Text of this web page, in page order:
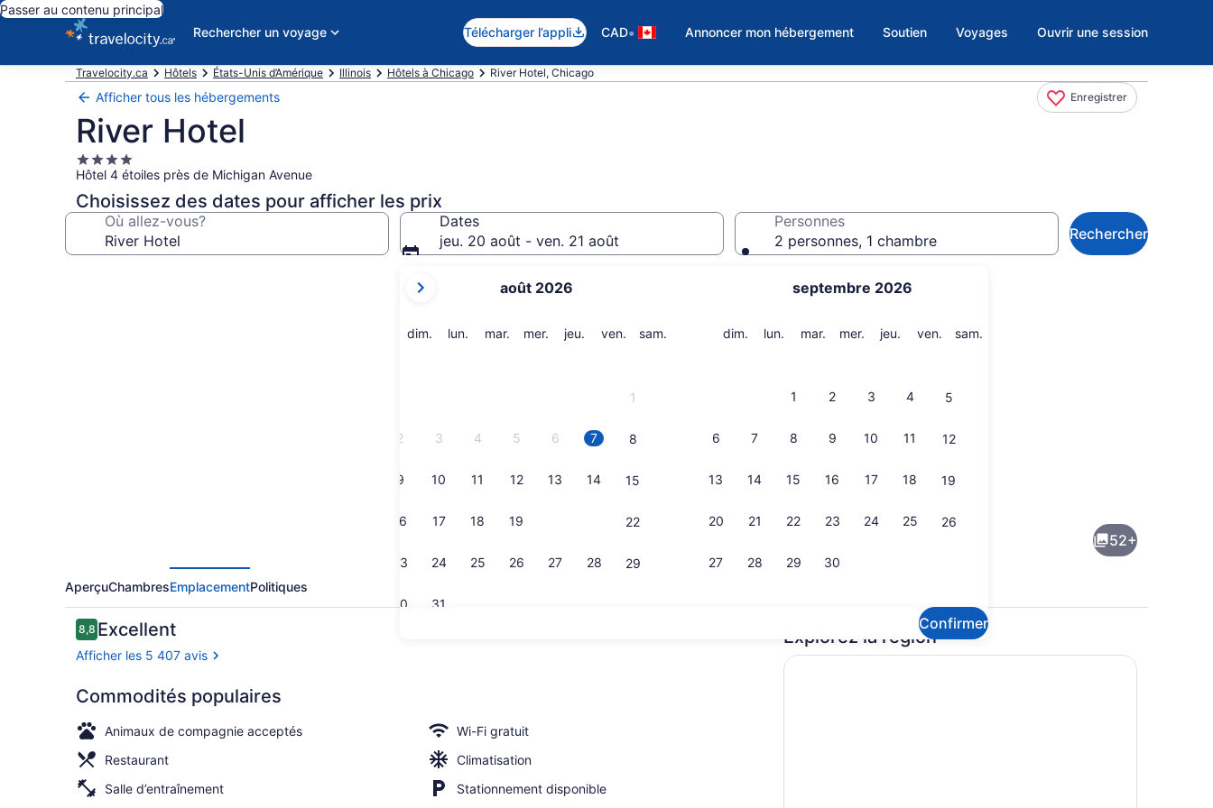
Passer au contenu principal
Rechercher un voyage
Télécharger l’appli CAD• Annoncer mon hébergement Soutien Voyages Ouvrir une session
Travelocity.ca Hôtels États-Unis d’Amérique Illinois Hôtels à Chicago River Hotel, Chicago
Afficher tous les hébergements Enregistrer
River Hotel
Hébergement
4.0 étoiles
Hôtel 4 étoiles près de Michigan Avenue
Choisissez des dates pour afficher les prix
Où allez-vous?
Dates
jeu. 20 août - ven. 21 août
mois
sont
août 2026
dim. dimanche
lun. lundimar. mardi
mer. mercredi
jeu. jeudiven. vendredi
sam.
1
2 3 4 5 6 7 8
9 10 11 12 13 14 15
16 17 18 19 22
23 24 25 26 27 28 29
30 31
septembre 2026
dim. dimanche
lun. lundimar. mardi
mer. mercredi
jeu. jeudiven. vendredi
sam.
1 2 3 4 5
6 7 8 9 10 11 12
13 14 15 16 17 18 19
20 21 22 23 24 25 26
27 28 29 30
Confirmer
Personnes
2 personnes, 1 chambre
Rechercher
Commodité de l’hébergement
52+
AperçuChambresEmplacementPolitiques
Avis
8,88,8 sur 10 –
Excellent
Afficher les 5 407 avis
Commodités populaires
Animaux de compagnie acceptés
Wi-Fi gratuit
Restaurant
Climatisation
Salle d’entraînement
Stationnement disponible
Explorez la région